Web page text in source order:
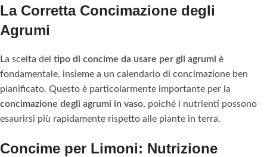
La Corretta Concimazione degli
Agrumi
La scelta del tipo di concime da usare per gli agrumi è
fondamentale, insieme a un calendario di concimazione ben
pianificato. Questo è particolarmente importante per la
concimazione degli agrumi in vaso, poiché i nutrienti possono
esaurirsi più rapidamente rispetto alle piante in terra.
Concime per Limoni: Nutrizione